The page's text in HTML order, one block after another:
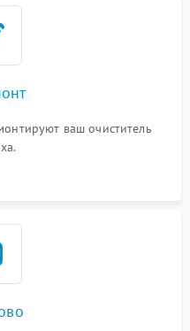
ваш очиститель